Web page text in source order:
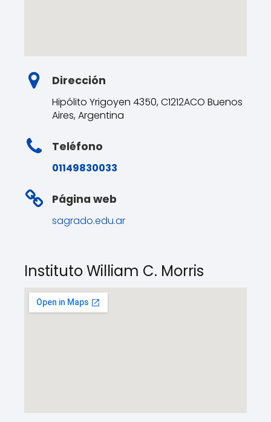
Dirección
Hipólito Yrigoyen 4350, C1212ACO Buenos
Aires, Argentina
Teléfono
01149830033
Página web
sagrado.edu.ar
Instituto William C. Morris